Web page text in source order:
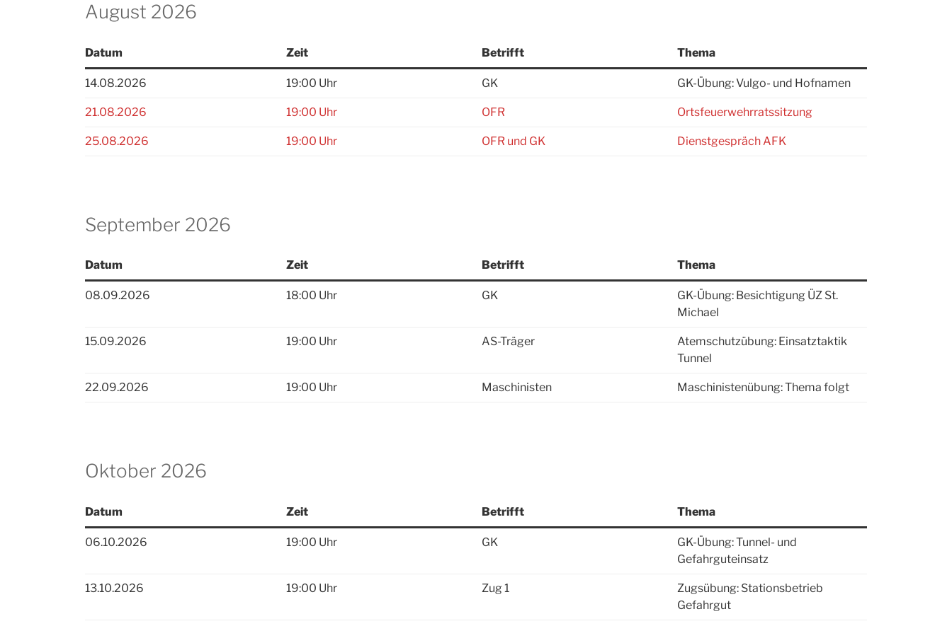
August 2026
Datum Zeit Betrifft Thema
14.08.2026 19:00 Uhr GK GK-Übung: Vulgo- und Hofnamen
21.08.2026 19:00 Uhr OFR Ortsfeuerwehrratssitzung
25.08.2026 19:00 Uhr OFR und GK Dienstgespräch AFK
September 2026
Datum Zeit Betrifft Thema
08.09.2026 18:00 Uhr GK
GK-Übung: Besichtigung ÜZ St.
Michael
15.09.2026 19:00 Uhr AS-Träger
Atemschutzübung: Einsatztaktik
Tunnel
22.09.2026 19:00 Uhr Maschinisten Maschinistenübung: Thema folgt
Oktober 2026
Datum Zeit Betrifft Thema
06.10.2026 19:00 Uhr GK
GK-Übung: Tunnel- und
Gefahrguteinsatz
13.10.2026 19:00 Uhr Zug 1
Zugsübung: Stationsbetrieb
Gefahrgut